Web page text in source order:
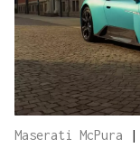
Maserati McPura |